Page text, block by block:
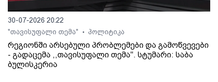
30-07-2026 20:22
"თავისუფალი თემა"
• პოლიტიკა
რეგიონში არსებული პრობლემები და გამოწვევები
- გადაცემა ,,თავისუფალი თემა". სტუმარი: საბა
ბულისკერია